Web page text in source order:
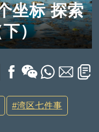
坐标 探索
）
湾区七件事